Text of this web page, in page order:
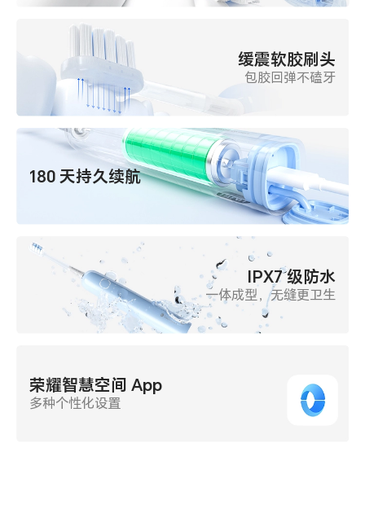
缓震软胶刷头
包胶回弹不磕牙
180 天持久续航
IPX7 级防水
一体成型，无缝更卫生
荣耀智慧空间 App
多种个性化设置